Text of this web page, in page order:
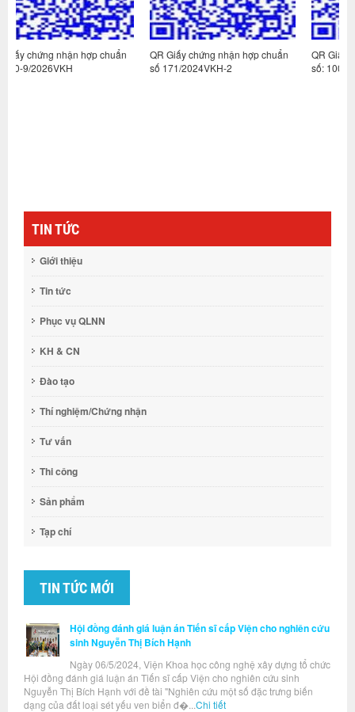
QR Giấy chứng nhận hợp chuẩn
số 171/2024VKH-2
QR Giấy chứng nhận hợp chuẩn
số: 100-3/2026VKH
TIN TỨC
Giới thiệu
Tin tức
Phục vụ QLNN
KH & CN
Đào tạo
Thí nghiệm/Chứng nhận
Tư vấn
Thi công
Sản phẩm
Tạp chí
TIN TỨC MỚI
Hội đồng đánh giá luận án Tiến sĩ cấp Viện cho nghiên cứu
sinh Nguyễn Thị Bích Hạnh
Ngày 06/5/2024, Viện Khoa học công nghệ xây dựng tổ chức
Hội đồng đánh giá luận án Tiến sĩ cấp Viện cho nghiên cứu sinh
Nguyễn Thị Bích Hạnh với đề tài "Nghiên cứu một số đặc trưng biến
dạng của đất loại sét yếu ven biển đ�... Chi tiết